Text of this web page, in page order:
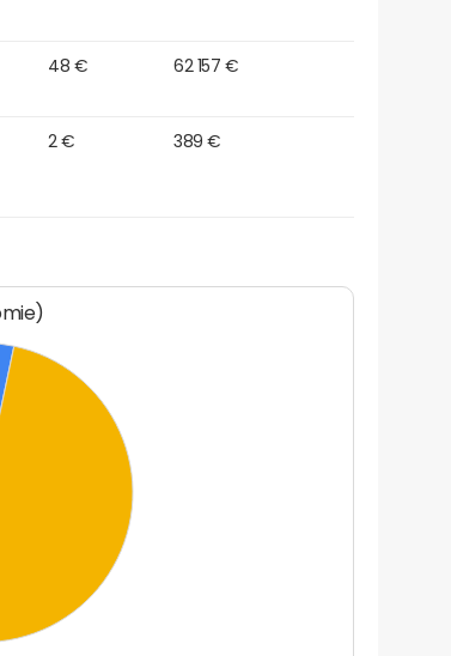
48 € 62 157 €
2 € 389 €